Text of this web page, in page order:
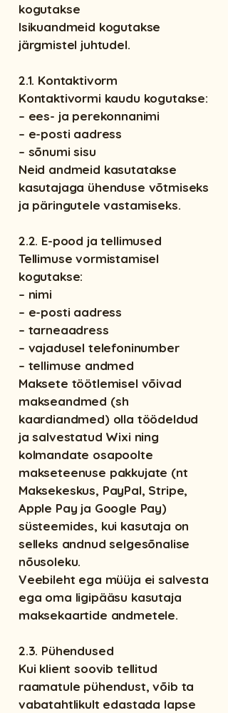
kogutakse
Isikuandmeid kogutakse
järgmistel juhtudel.
2.1. Kontaktivorm
Kontaktivormi kaudu kogutakse:
– ees- ja perekonnanimi
– e-posti aadress
– sõnumi sisu
Neid andmeid kasutatakse
kasutajaga ühenduse võtmiseks
ja päringutele vastamiseks.
2.2. E-pood ja tellimused
Tellimuse vormistamisel
kogutakse:
– nimi
– e-posti aadress
– tarneaadress
– vajadusel telefoninumber
– tellimuse andmed
Maksete töötlemisel võivad
makseandmed (sh
kaardiandmed) olla töödeldud
ja salvestatud Wixi ning
kolmandate osapoolte
makseteenuse pakkujate (nt
Maksekeskus, PayPal, Stripe,
Apple Pay ja Google Pay)
süsteemides, kui kasutaja on
selleks andnud selgesõnalise
nõusoleku.
Veebileht ega müüja ei salvesta
ega oma ligipääsu kasutaja
maksekaartide andmetele.
2.3. Pühendused
Kui klient soovib tellitud
raamatule pühendust, võib ta
vabatahtlikult edastada lapse